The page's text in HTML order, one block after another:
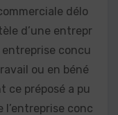
délo
d’une entrepr
concu
ou en béné
ce préposé a pu
l’entreprise conc